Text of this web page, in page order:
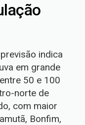
indica
em grande
50 e 100
norte de
com maior
Bonfim,